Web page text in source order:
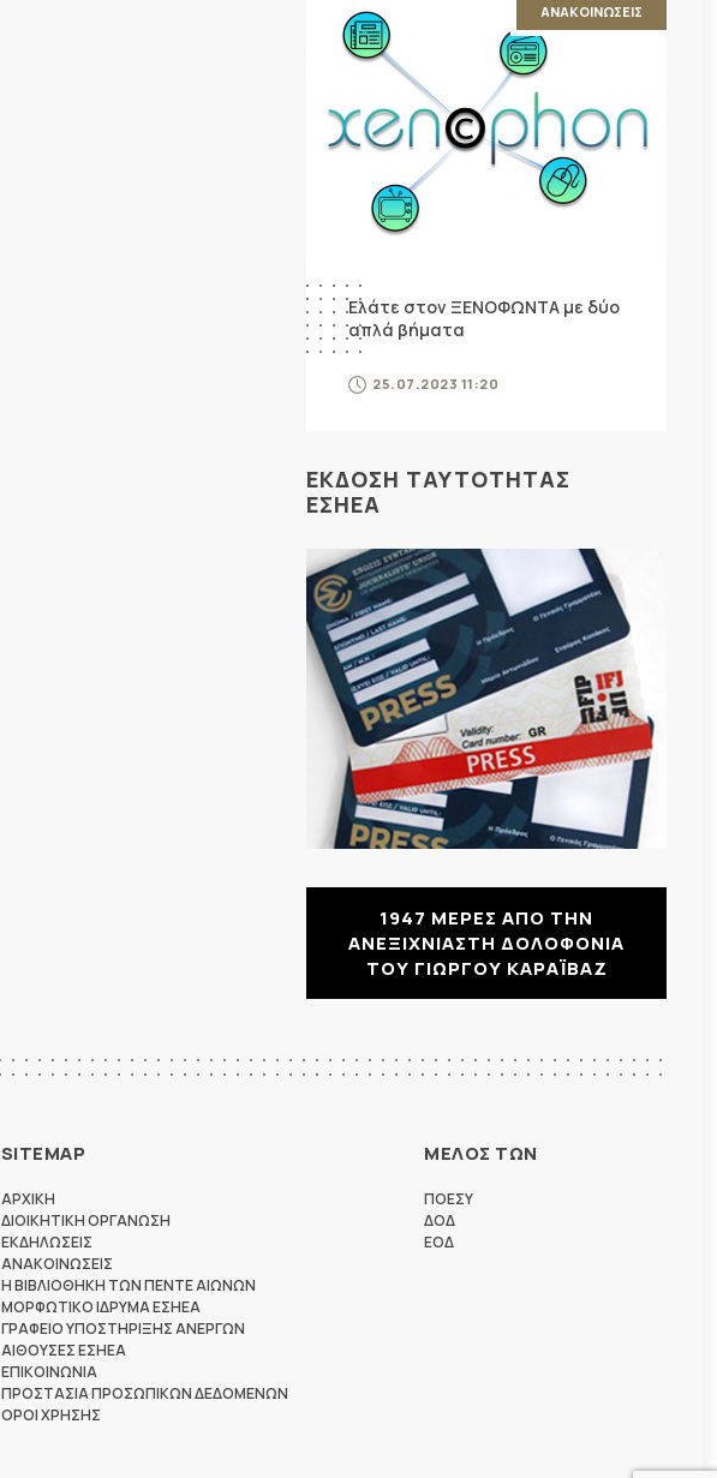
ΑΝΑΚΟΙΝΩΣΕΙΣ
Ελάτε στον ΞΕΝΟΦΩΝΤΑ με δύο
απλά βήματα
25.07.2023 11:20
ΕΚΔΟΣΗ ΤΑΥΤΟΤΗΤΑΣ
ΕΣΗΕΑ
1947 ΜΕΡΕΣ ΑΠΟ ΤΗΝ
ΑΝΕΞΙΧΝΙΑΣΤΗ ΔΟΛΟΦΟΝΙΑ
ΤΟΥ ΓΙΩΡΓΟΥ ΚΑΡΑΪΒΑΖ
SITEMAP
ΑΡΧΙΚΗ
ΔΙΟΙΚΗΤΙΚΗ ΟΡΓΑΝΩΣΗ
ΕΚΔΗΛΩΣΕΙΣ
ΑΝΑΚΟΙΝΩΣΕΙΣ
Η ΒΙΒΛΙΟΘΗΚΗ ΤΩΝ ΠΕΝΤΕ ΑΙΩΝΩΝ
ΜΟΡΦΩΤΙΚΟ ΙΔΡΥΜΑ ΕΣΗΕΑ
ΓΡΑΦΕΙΟ ΥΠΟΣΤΗΡΙΞΗΣ ΑΝΕΡΓΩΝ
ΑΙΘΟΥΣΕΣ ΕΣΗΕΑ
ΕΠΙΚΟΙΝΩΝΙΑ
ΠΡΟΣΤΑΣΙΑ ΠΡΟΣΩΠΙΚΩΝ ΔΕΔΟΜΕΝΩΝ
ΟΡΟΙ ΧΡΗΣΗΣ
ΜΕΛΟΣ ΤΩΝ
ΠΟΕΣΥ
ΔΟΔ
ΕΟΔ